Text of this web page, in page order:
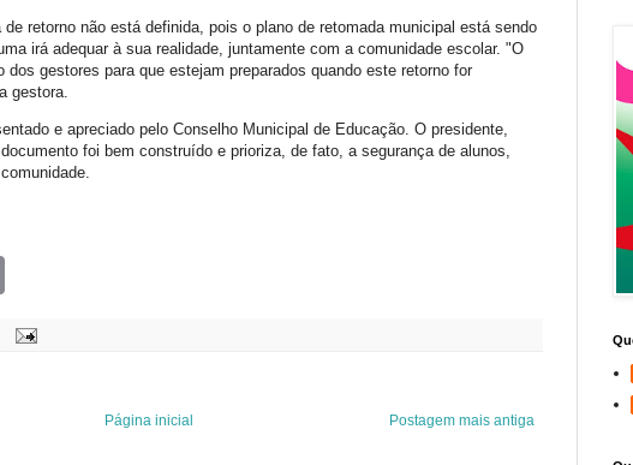
retorno não está definida, pois o plano de retomada municipal está sendo
irá adequar à sua realidade, juntamente com a comunidade escolar. "O
gestores para que estejam preparados quando este retorno for
gestora.
e apreciado pelo Conselho Municipal de Educação. O presidente,
foi bem construído e prioriza, de fato, a segurança de alunos,
Postagem mais antiga
Página inicial